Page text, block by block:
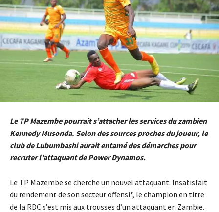
Le TP Mazembe pourrait s’attacher les services du zambien
Kennedy Musonda. Selon des sources proches du joueur, le
club de Lubumbashi aurait entamé des démarches pour
recruter l’attaquant de Power Dynamos.
Le TP Mazembe se cherche un nouvel attaquant. Insatisfait
du rendement de son secteur offensif, le champion en titre
de la RDC s’est mis aux trousses d’un attaquant en Zambie.